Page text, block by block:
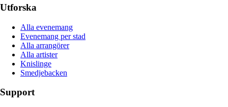
Utforska
Alla evenemang
Evenemang per stad
Alla arrangörer
Alla artister
Knislinge
Smedjebacken
Support